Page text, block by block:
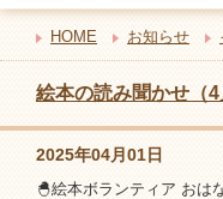
HOME お知らせ
絵本の読み聞かせ（4
2025年04月01日
🐣絵本ボランティア おは